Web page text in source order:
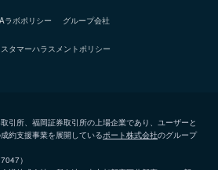
ラボポリシー グループ会社
タマーハラスメントポリシー
引所、福岡証券取引所の上場企業であり、ユーザーと
約支援事業を展開しているポート株式会社のグループ
）